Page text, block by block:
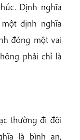
Định nghĩa
định nghĩa
đóng một vai
phải chỉ là
thường đi đôi
là bình an,